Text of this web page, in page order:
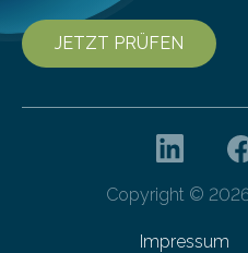
JETZT PRÜFEN
Copyright ©
Impressum